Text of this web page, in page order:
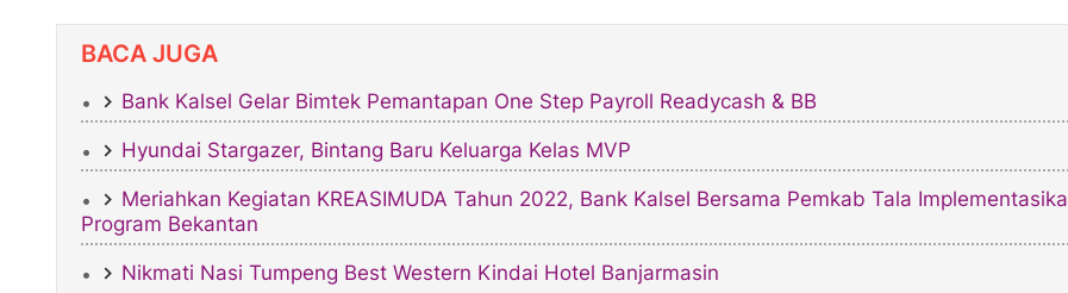
BACA JUGA
Bank Kalsel Gelar Bimtek Pemantapan One Step Payroll Readycash & BB
Hyundai Stargazer, Bintang Baru Keluarga Kelas MVP
Meriahkan Kegiatan KREASIMUDA Tahun 2022, Bank Kalsel Bersama Pemkab Tala
Program Bekantan
Nikmati Nasi Tumpeng Best Western Kindai Hotel Banjarmasin